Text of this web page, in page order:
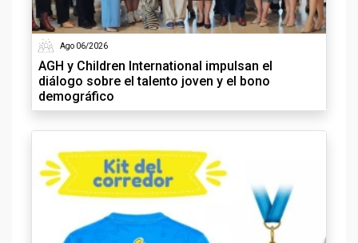
Ago 06/2026
AGH y Children International impulsan el
diálogo sobre el talento joven y el bono
demográfico